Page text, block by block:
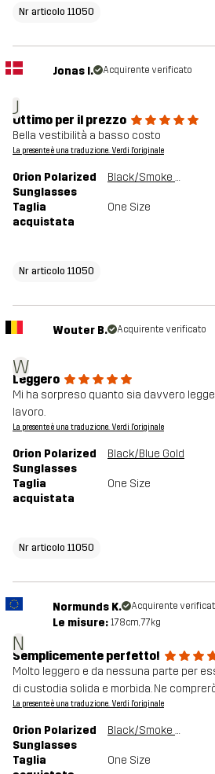
Nr articolo 11050
J
Jonas I. Acquirente verificato
Ottimo per il prezzo
Bella vestibilità a basso costo
La presente è una traduzione. Verdi l'originale
Orion Polarized
Sunglasses
Black/Smoke Grey
Taglia
acquistata
One Size
Nr articolo 11050
W
Wouter B. Acquirente verificato
Leggero
Mi ha sorpreso quanto sia davvero
lavoro.
La presente è una traduzione. Verdi l'originale
Orion Polarized
Sunglasses
Black/Blue Gold
Taglia
acquistata
One Size
Nr articolo 11050
N
Normunds K. Acquirente
Le misure: 178cm, 77kg
Semplicemente perfetto!
Molto leggero e da nessuna parte per
di custodia solida e morbida. Ne
La presente è una traduzione. Verdi l'originale
Orion Polarized
Sunglasses
Black/Smoke Grey
Taglia
One Size